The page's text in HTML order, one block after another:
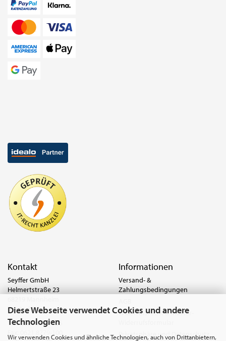
Diese Webseite verwendet Cookies und andere
Technologien
Wir verwenden Cookies und ähnliche Technologien, auch von Drittanbietern,
Kontakt
Seyffer GmbH
Helmertstraße 23
Deutschland
Tel.:0621 8779-555
Informationen
Versand- &
Zahlungsbedingungen
Widerrufsrecht & Muster-
Privatsphäre und Datenschutz